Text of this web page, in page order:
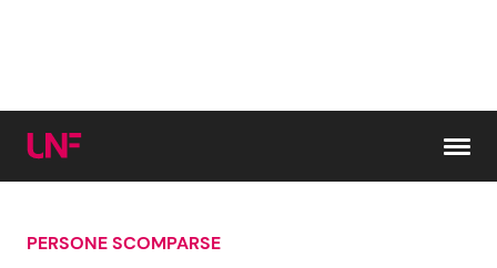
Cerca:
PERSONE SCOMPARSE